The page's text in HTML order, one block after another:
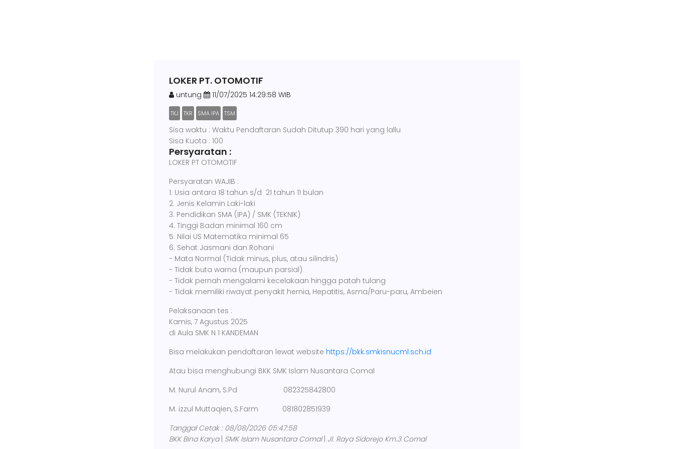
LOKER PT. OTOMOTIF
untung 11/07/2025 14:29:58 WIB
TKJ TKR SMA IPA TSM
Sisa waktu : Waktu Pendaftaran Sudah Ditutup 390 hari yang lallu
Sisa Kuota : 100
Persyaratan :
LOKER PT OTOMOTIF
Persyaratan WAJIB :
1. Usia antara 18 tahun s/d 21 tahun 11 bulan
2. Jenis Kelamin Laki-laki
3. Pendidikan SMA (IPA) / SMK (TEKNIK)
4. Tinggi Badan minimal 160 cm
5. Nilai US Matematika minimal 65
6. Sehat Jasmani dan Rohani
- Mata Normal (Tidak minus, plus, atau silindris)
- Tidak buta warna (maupun parsial)
- Tidak pernah mengalami kecelakaan hingga patah tulang
- Tidak memiliki riwayat penyakit hernia, Hepatitis, Asma/Paru-paru, Ambeien
Pelaksanaan tes :
Kamis, 7 Agustus 2025
di Aula SMK N 1 KANDEMAN
Bisa melakukan pendaftaran lewat website https://bkk.smkisnucml.sch.id
Atau bisa menghubungi BKK SMK Islam Nusantara Comal
M. Nurul Anam, S.Pd 082325842800
M. izzul Muttaqien, S.Farm 081802851939
Tanggal Cetak : 08/08/2026 05:47:58
BKK Bina Karya SMK Islam Nusantara Comal| Jl. Raya Sidorejo Km.3 Comal